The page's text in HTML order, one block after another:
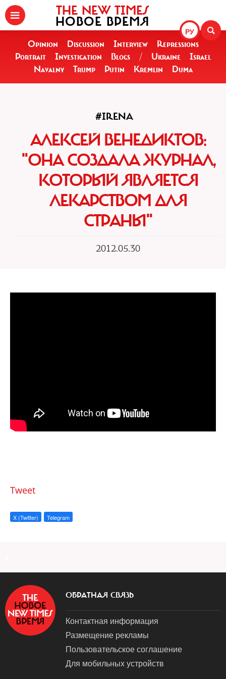
РУ
THE NEW TIMES
НОВОЕ ВРЕМЯ
Opinion Discussion Interview
Repressions
Portrait
Investigation Blogs / Ukraine
Israel
Navalny
Trump Putin Kremlin Duma
#IRENA
АЛЕКСЕЙ ВЕНЕДИКТОВ:
"ОНА СОЗДАЛА ЖУРНАЛ,
КОТОРЫЙ ЯВЛЯЕТСЯ
ЛЕКАРСТВОМ ДЛЯ
СТРАНЫ"
2012.05.30
Tweet
X (Twitter) Telegram
ОБРАТНАЯ СВЯЗЬ
Контактная информация
Размещение рекламы
Пользовательское соглашение
Для мобильных устройств